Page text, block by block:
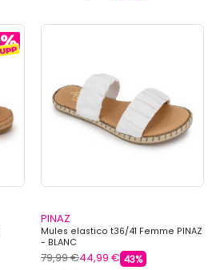
PINAZ
Mules elastico t36/41 Femme PINAZ
- BLANC
79,99 €44,99 € 43%